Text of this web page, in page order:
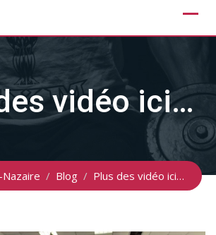
vidéo ici…
/ Blog / Plus des vidéo ici…